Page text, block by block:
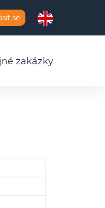
se
zakázky